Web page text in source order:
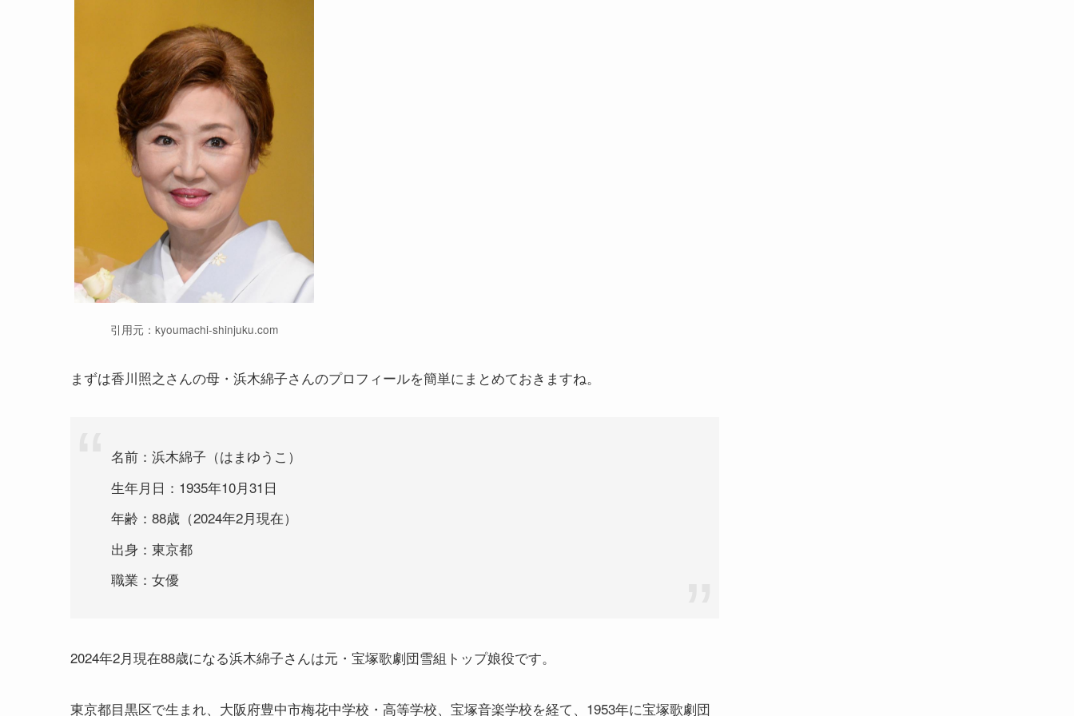
引用元：kyoumachi-shinjuku.com
まずは香川照之さんの母・浜木綿子さんのプロフィールを簡単にまとめておきますね。
名前：浜木綿子（はまゆうこ）
生年月日：1935年10月31日
年齢：88歳（2024年2月現在）
出身：東京都
職業：女優
2024年2月現在88歳になる浜木綿子さんは元・宝塚歌劇団雪組トップ娘役です。
東京都目黒区で生まれ、大阪府豊中市梅花中学校・高等学校、宝塚音楽学校を経て、1953年に宝塚歌劇団